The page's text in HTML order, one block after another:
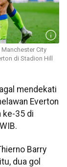
City
di Stadion Hill
mendekati
Everton
ke-35 di
Barry
dua gol